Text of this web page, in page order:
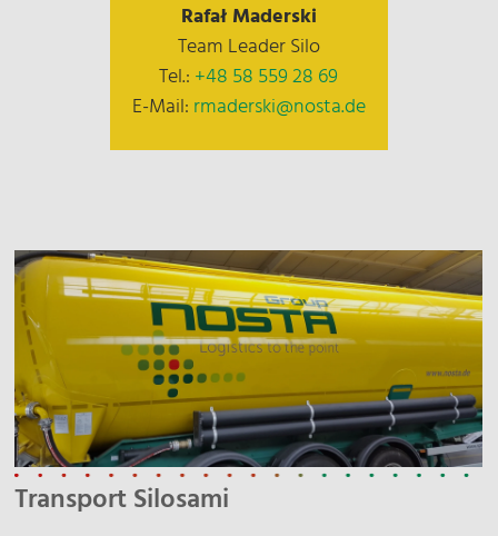
Rafał Maderski
Team Leader Silo
Tel.: +48 58 559 28 69
E-Mail: rmaderski@nosta.de
Transport Silosami